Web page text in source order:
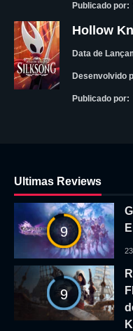
Publicado por:
Hollow
Data de
Desenvolvido
Publicado por:
Ultimas Reviews
9
9